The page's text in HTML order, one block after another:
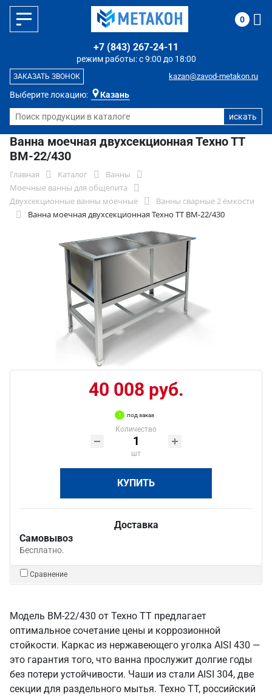
Выберите локацию: Казань
режим работы: с 9:00 до 18:00
+7 (843) 267-24-11
kazan@zavod-metakon.ru
ЗАКАЗАТЬ ЗВОНОК
0
Ванна моечная двухсекционная Техно ТТ
ВМ-22/430
Главная Каталог
Ванны
Моечные ванны для общепита
Двухсекционные ванны моечные
Ванны сварные 2 ёмкости
Ванна моечная двухсекционная Техно ТТ ВМ-22/430
40 008 руб.
под заказ
Количество
шт
КУПИТЬ
Доставка
Самовывоз
Бесплатно.
Сравнение
Модель ВМ-22/430 от Техно ТТ предлагает
оптимальное сочетание цены и коррозионной
стойкости. Каркас из нержавеющего уголка AISI 430 —
это гарантия того, что ванна прослужит долгие годы
без потери устойчивости. Чаши из стали AISI 304, две
секции для раздельного мытья. Техно ТТ, российский